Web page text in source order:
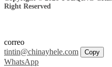
Right Reserved
correo
tintin@chinayhele.com
Copy
WhatsApp